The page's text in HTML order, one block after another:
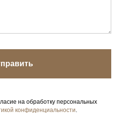
на обработку персональных
конфиденциальности